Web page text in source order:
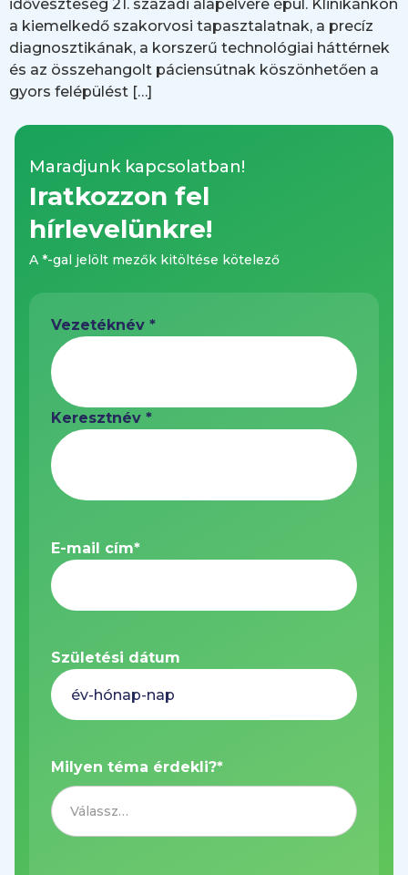
időveszteség 21. századi alapelvére épül. Klinikánkon
a kiemelkedő szakorvosi tapasztalatnak, a precíz
diagnosztikának, a korszerű technológiai háttérnek
és az összehangolt páciensútnak köszönhetően a
gyors felépülést […]
Maradjunk kapcsolatban!
Iratkozzon fel
hírlevelünkre!
A *-gal jelölt mezők kitöltése kötelező
Név*
Vezetéknév *
Keresztnév *
E-mail cím*
Születési dátum
Milyen téma érdekli?*
Válassz…